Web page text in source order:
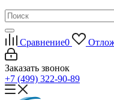
Сравнение0
Заказать звонок
+7 (499) 322-90-89